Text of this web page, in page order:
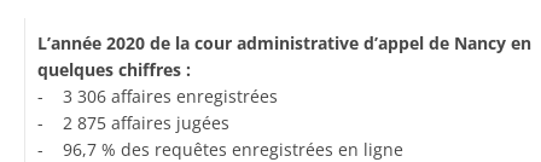
L’année 2020 de la cour administrative d’appel de Nancy en
quelques chiffres :
- 3 306 affaires enregistrées
- 2 875 affaires jugées
- 96,7 % des requêtes enregistrées en ligne